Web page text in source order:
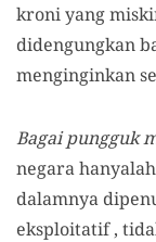
kroni yang
didengungkan
menginginkan
Bagai pungguk
negara
dalamnya
eksploitatif ,